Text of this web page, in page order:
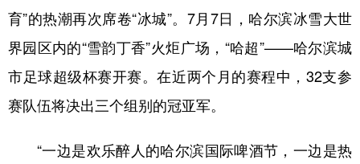
育”的热潮再次席卷“冰城”。7月7日，哈尔滨冰雪大世
界园区内的“雪韵丁香”火炬广场，“哈超”——哈尔滨城
市足球超级杯赛开赛。在近两个月的赛程中，32支参
赛队伍将决出三个组别的冠亚军。
“一边是欢乐醉人的哈尔滨国际啤酒节，一边是热